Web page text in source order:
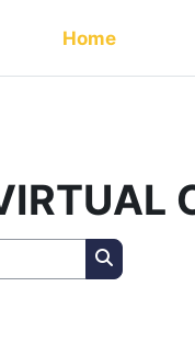
Home
コースを検